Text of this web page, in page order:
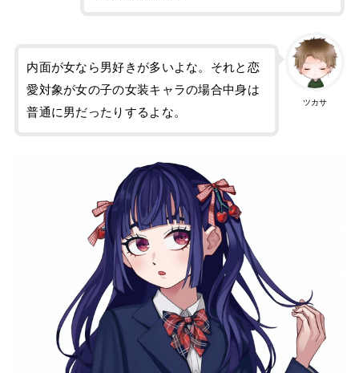
ツカサ
内面が女なら男好きが多いよな。それと恋
愛対象が女の子の女装キャラの場合中身は
普通に男だったりするよな。